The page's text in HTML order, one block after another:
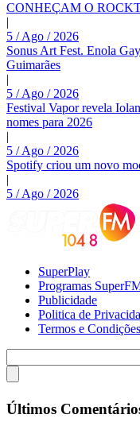
CONHEÇAM O
|
5 / Ago / 2026
Sonus Art Fest. Enola
Guimarães
|
5 / Ago / 2026
Festival Vapor revela
nomes para 2026
|
5 / Ago / 2026
Spotify criou um novo
|
5 / Ago / 2026
SuperPlay
Programas
Publicidade
Politica de
Termos e Condições
Últimos